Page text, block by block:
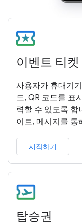
이벤트 티켓
사용자가 휴대기
드, QR 코드를 표
력할 수 있도록 합
이트, 메시지를 통
시작하기
탑승권